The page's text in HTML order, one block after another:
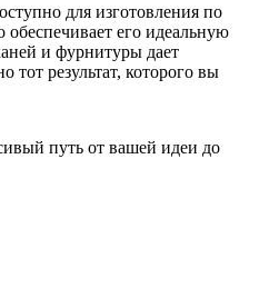
для изготовления по
его идеальную
и фурнитуры дает
тот результат, которого вы
путь от вашей идеи до